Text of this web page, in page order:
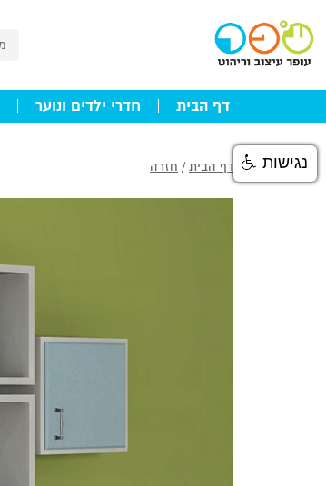
דף הבית חדרי ילדים ונוער
דף הבית/ חזרה נגישות